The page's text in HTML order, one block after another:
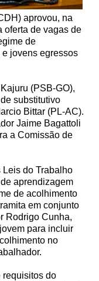
aprovou, na
oferta de vagas de
de
jovens egressos
(PSB-GO),
substitutivo
Bittar (PL-AC).
Jaime Bagattoli
a Comissão de
do Trabalho
aprendizagem
de acolhimento
em conjunto
Rodrigo Cunha,
para incluir
no
requisitos do